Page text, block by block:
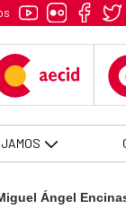
Ángel